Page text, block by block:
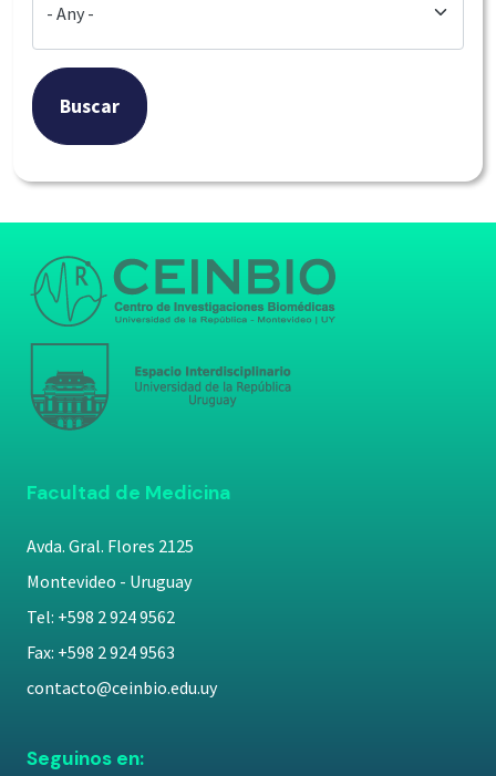
Buscar
Facultad de Medicina
Avda. Gral. Flores 2125
Montevideo - Uruguay
Tel: +598 2 924 9562
Fax: +598 2 924 9563
contacto@ceinbio.edu.uy
Seguinos en: